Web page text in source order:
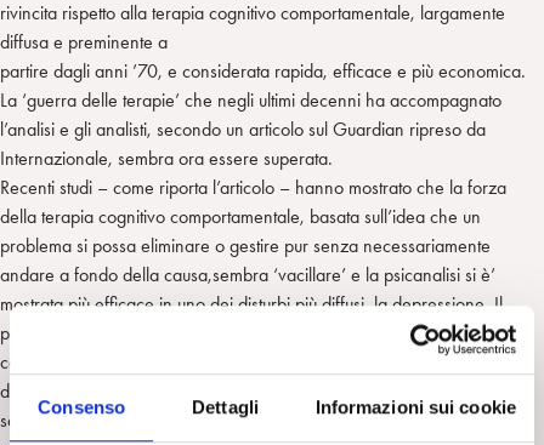
Consenso Dettagli Informazioni sui cookie
rivincita rispetto alla terapia cognitivo comportamentale, largamente
diffusa e preminente a
partire dagli anni ’70, e considerata rapida, efficace e più economica.
La ‘guerra delle terapie’ che negli ultimi decenni ha accompagnato
l’analisi e gli analisti, secondo un articolo sul Guardian ripreso da
Internazionale, sembra ora essere superata.
Recenti studi – come riporta l’articolo – hanno mostrato che la forza
della terapia cognitivo comportamentale, basata sull’idea che un
problema si possa eliminare o gestire pur senza necessariamente
andare a fondo della causa,sembra ‘vacillare’ e la psicanalisi si è’
mostrata più efficace in uno dei disturbi più diffusi, la depressione. Il
primo, norvegese, ha dimostrato come la terapia cognitivo
comportamentale abbia dimezzato l’efficacia nella cura della
depressione rispetto al 1977, il secondo invece riguarda il sistema
sanitario inglese (Nhs) e la cura della depressione cronica, arrivando